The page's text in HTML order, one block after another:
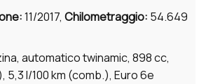
11/2017, Chilometraggio: 54.649
automatico twinamic, 898 cc,
5,3 l/100 km (comb.), Euro 6e